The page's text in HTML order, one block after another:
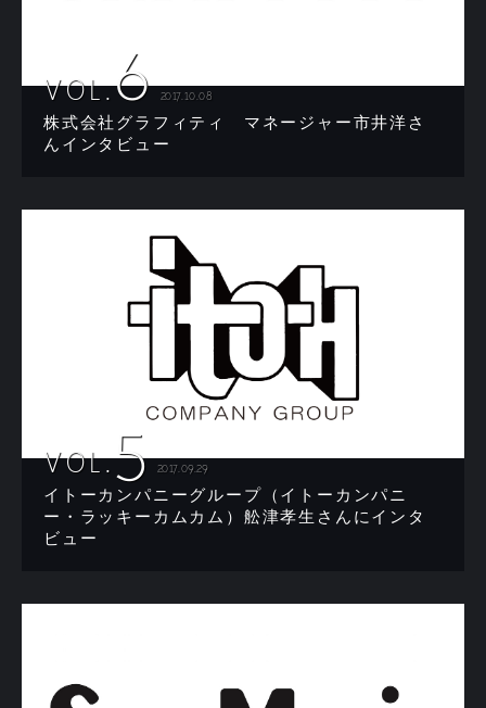
VOL.6 2017.10.08
株式会社グラフィティ マネージャー市井洋さ
んインタビュー
VOL.5 2017.09.29
イトーカンパニーグループ（イトーカンパニ
ー・ラッキーカムカム）舩津孝生さんにインタ
ビュー